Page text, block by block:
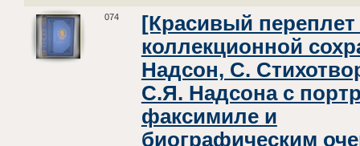
074
[Красивый переплет
коллекционной
Надсон, С.
С.Я. Надсона с
факсимиле и
биографическим